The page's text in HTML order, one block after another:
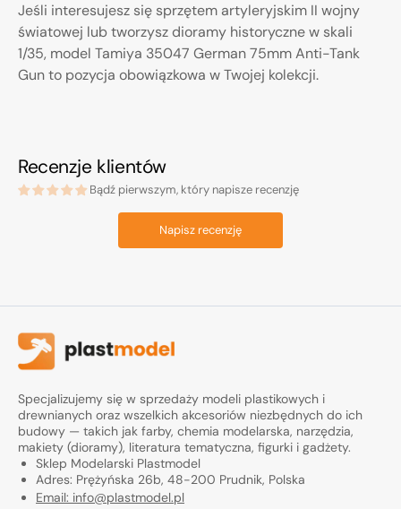
Jeśli interesujesz się sprzętem artyleryjskim II wojny
światowej lub tworzysz dioramy historyczne w skali
1/35, model Tamiya 35047 German 75mm Anti-Tank
Gun to pozycja obowiązkowa w Twojej kolekcji.
Recenzje klientów
Bądź pierwszym, który napisze recenzję
Napisz recenzję
Specjalizujemy się w sprzedaży modeli plastikowych i
drewnianych oraz wszelkich akcesoriów niezbędnych do ich
budowy — takich jak farby, chemia modelarska, narzędzia,
makiety (dioramy), literatura tematyczna, figurki i gadżety.
Sklep Modelarski Plastmodel
Adres: Prężyńska 26b, 48-200 Prudnik, Polska
Email: info@plastmodel.pl